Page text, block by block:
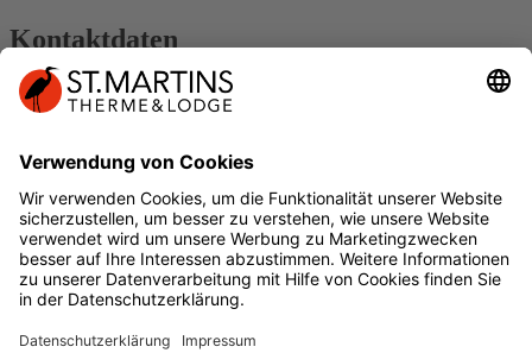
Kontaktdaten
Kontakt
Impressum
DER SPUR FOLGEN
Geschenkkarte Öffnet sich in einem neuen
Tab Führt auf eine externe Seite
Facebook Öffnet sich in einem neuen Tab Führt
auf eine externe Seite
Instagram Öffnet sich in einem neuen Tab
YouTube Öffnet sich in einem neuen Tab